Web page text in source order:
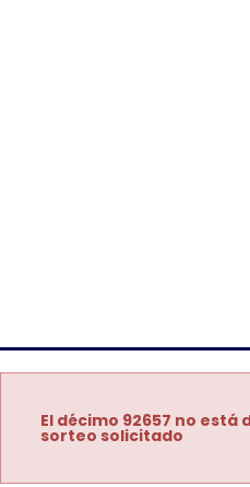
El décimo 92657 no está
sorteo solicitado